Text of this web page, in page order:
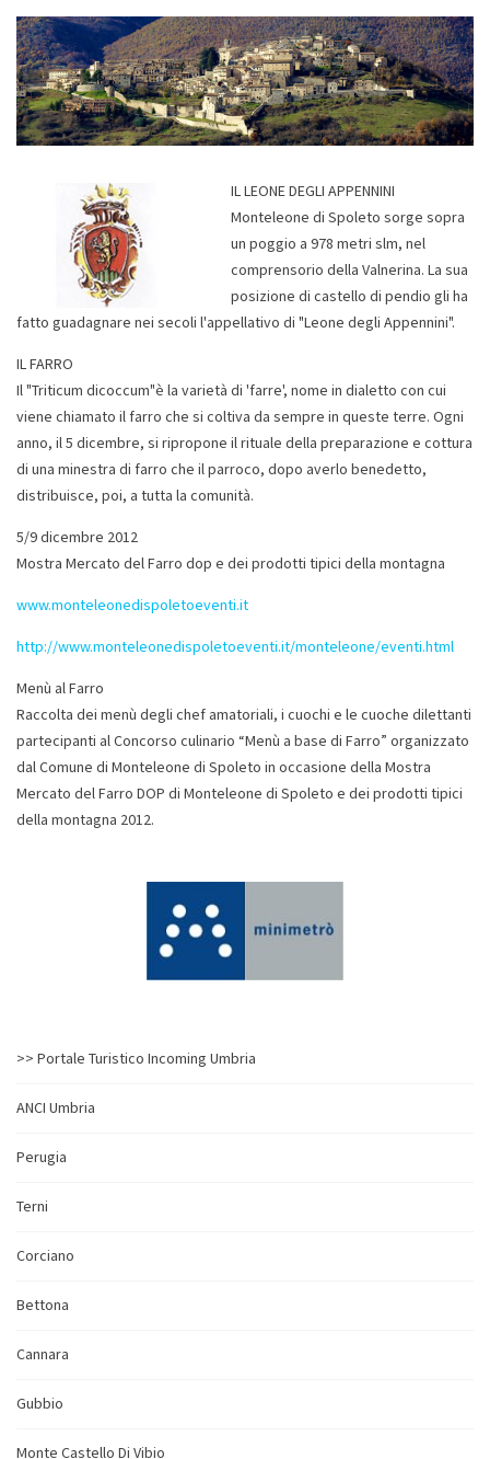
IL LEONE DEGLI APPENNINI
Monteleone di Spoleto sorge sopra
un poggio a 978 metri slm, nel
comprensorio della Valnerina. La sua
posizione di castello di pendio gli ha
fatto guadagnare nei secoli l'appellativo di "Leone degli Appennini".
IL FARRO
Il "Triticum dicoccum"è la varietà di 'farre', nome in dialetto con cui
viene chiamato il farro che si coltiva da sempre in queste terre. Ogni
anno, il 5 dicembre, si ripropone il rituale della preparazione e cottura
di una minestra di farro che il parroco, dopo averlo benedetto,
distribuisce, poi, a tutta la comunità.
5/9 dicembre 2012
Mostra Mercato del Farro dop e dei prodotti tipici della montagna
www.monteleonedispoletoeventi.it
http://www.monteleonedispoletoeventi.it/monteleone/eventi.html
Menù al Farro
Raccolta dei menù degli chef amatoriali, i cuochi e le cuoche dilettanti
partecipanti al Concorso culinario “Menù a base di Farro” organizzato
dal Comune di Monteleone di Spoleto in occasione della Mostra
Mercato del Farro DOP di Monteleone di Spoleto e dei prodotti tipici
della montagna 2012.
>> Portale Turistico Incoming Umbria
ANCI Umbria
Perugia
Terni
Corciano
Bettona
Cannara
Gubbio
Monte Castello Di Vibio